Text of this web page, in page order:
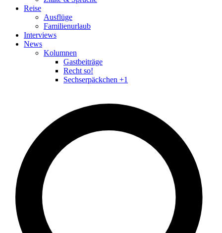
Reise
Ausflüge
Familienurlaub
Interviews
News
Kolumnen
Gastbeiträge
Recht so!
Sechserpäckchen +1